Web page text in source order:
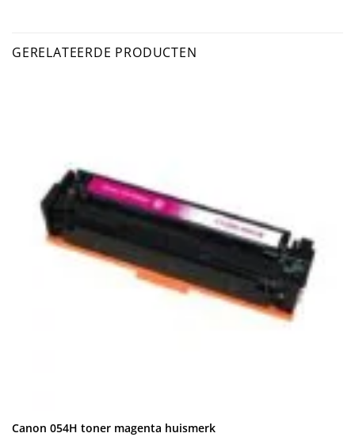
GERELATEERDE PRODUCTEN
Canon 054H toner magenta huismerk